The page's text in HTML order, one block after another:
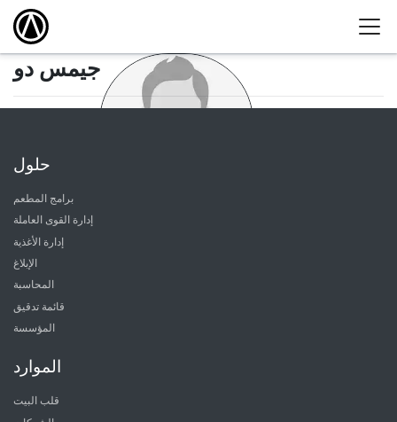
جيمس دو
حلول
برامج المطعم
إدارة القوى العاملة
إدارة الأغذية
الإبلاغ
المحاسبة
قائمة تدقيق
المؤسسة
الموارد
قلب البيت